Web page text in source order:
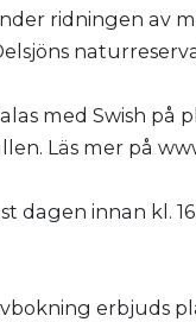
ridningen av
med Swish
Läs mer på
dagen innan kl.
erbjuds